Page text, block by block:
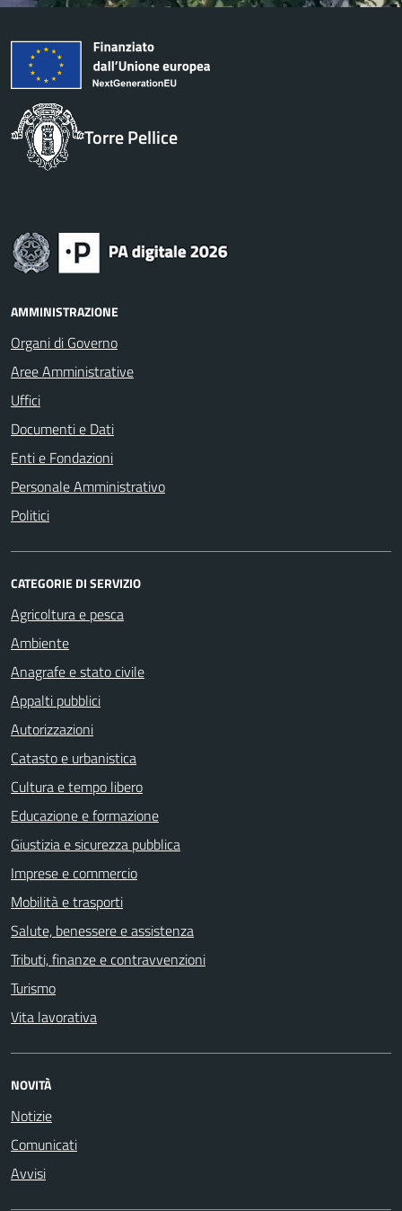
Torre Pellice
AMMINISTRAZIONE
Organi di Governo
Aree Amministrative
Uffici
Documenti e Dati
Enti e Fondazioni
Personale Amministrativo
Politici
CATEGORIE DI SERVIZIO
Agricoltura e pesca
Ambiente
Anagrafe e stato civile
Appalti pubblici
Autorizzazioni
Catasto e urbanistica
Cultura e tempo libero
Educazione e formazione
Giustizia e sicurezza pubblica
Imprese e commercio
Mobilità e trasporti
Salute, benessere e assistenza
Tributi, finanze e contravvenzioni
Turismo
Vita lavorativa
NOVITÀ
Notizie
Comunicati
Avvisi